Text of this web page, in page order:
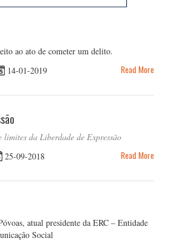
ao ato de cometer um delito.
14-01-2019 Read More
da Liberdade de Expressão
25-09-2018 Read More
atual presidente da ERC – Entidade
Social